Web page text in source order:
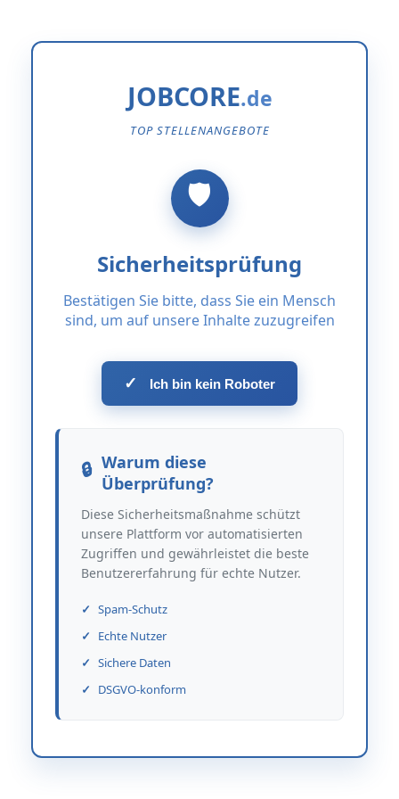
JOBCORE
TOP STELLENANGEBOTE
Sicherheitsprüfung
Bestätigen Sie bitte, dass Sie ein Mensch
sind, um auf unsere Inhalte zuzugreifen
✓ Ich bin kein Roboter
Warum diese
Überprüfung?
Diese Sicherheitsmaßnahme schützt
unsere Plattform vor automatisierten
Zugriffen und gewährleistet die beste
Benutzererfahrung für echte Nutzer.
Spam-Schutz
Echte Nutzer
Sichere Daten
DSGVO-konform